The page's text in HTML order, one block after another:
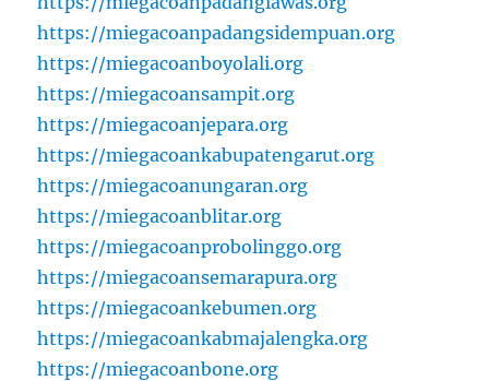
https://miegacoanpadangsidempuan.org
https://miegacoanboyolali.org
https://miegacoansampit.org
https://miegacoanjepara.org
https://miegacoankabupatengarut.org
https://miegacoanungaran.org
https://miegacoanblitar.org
https://miegacoanprobolinggo.org
https://miegacoansemarapura.org
https://miegacoankebumen.org
https://miegacoankabmajalengka.org
https://miegacoanbone.org